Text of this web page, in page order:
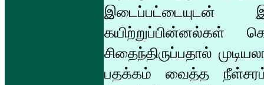
இடைப்பட்டையுடன்
கயிற்றுப்பின்னல்கள்
சிதைந்திருப்பதால்
பதக்கம் வைத்த நீள்சரம்,